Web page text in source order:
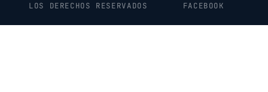
LOS DERECHOS RESERVADOS
FACEBOOK